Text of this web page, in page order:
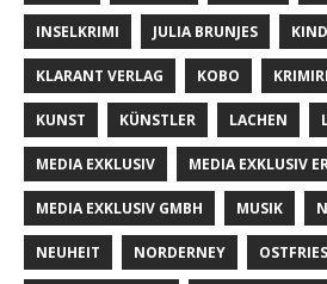
INSELKRIMI JULIA BRUNJES
KLARANT VERLAG KOBO
KUNST KÜNSTLER LACHEN
MEDIA EXKLUSIV MEDIA EXKLUSIV
MEDIA EXKLUSIV GMBH MUSIK
NEUHEIT NORDERNEY